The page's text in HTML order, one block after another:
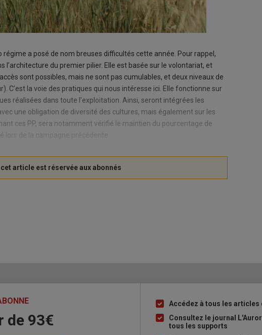
régime a posé de nom breuses difficultés cette année. Pour rappel,
du premier pilier. Elle est basée sur le volontariat, et
sont possibles, mais ne sont pas cumulables, et deux niveaux de
C’est la voie des pratiques qui nous intéresse ici. Elle fonctionne sur
réalisées dans toute l’exploitation. Ainsi, seront intégrées les
une obligation de diversité des cultures, mais également sur les
ces PP, sera notamment vérifié le maintien du pourcentage de
lors de la campagne précédente.
de 93€
Liste
à
puce
Accédez à tous les articles
Consultez le journal
tous les supports